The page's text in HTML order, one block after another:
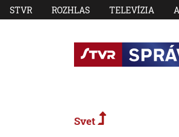
STVR ROZHLAS TELEVÍZIA
Svet